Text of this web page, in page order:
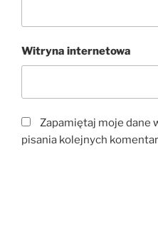
Witryna internetowa
Zapamiętaj moje dane
pisania kolejnych